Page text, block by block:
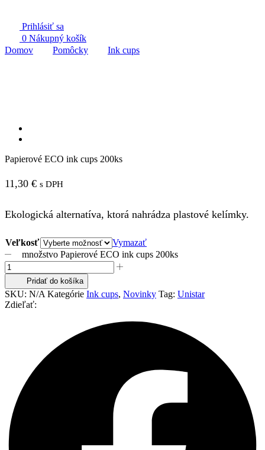
Prihlásiť sa
0 Nákupný košík
Domov
Pomôcky Ink cups
Papierové ECO ink cups 200ks
11,30 € s DPH
Ekologická alternatíva, ktorá nahrádza plastové kelímky.
Veľkosť
Vymazať
množstvo Papierové ECO ink cups 200ks
Pridať do košíka
SKU: N/AKategórie Ink cups, Novinky Tag: Unistar
Zdieľať: